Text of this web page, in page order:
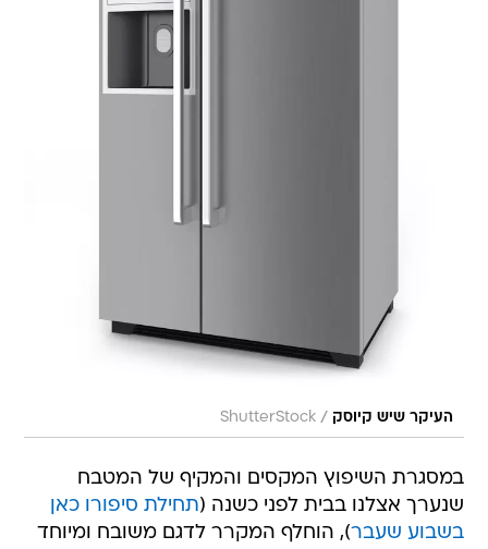
העיקר שיש קיוסק /
ShutterStock
במסגרת השיפוץ המקסים והמקיף של המטבח
שנערך אצלנו בבית לפני כשנה (תחילת סיפורו כאן
בשבוע שעבר), הוחלף המקרר לדגם משובח ומיוחד